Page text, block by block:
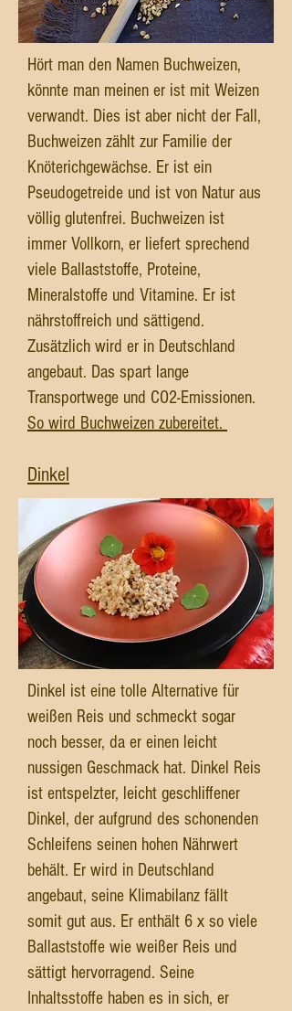
Hört man den Namen Buchweizen,
könnte man meinen er ist mit Weizen
verwandt. Dies ist aber nicht der Fall,
Buchweizen zählt zur Familie der
Knöterichgewächse. Er ist ein
Pseudogetreide und ist von Natur aus
völlig glutenfrei. Buchweizen ist
immer Vollkorn, er liefert sprechend
viele Ballaststoffe, Proteine,
Mineralstoffe und Vitamine. Er ist
nährstoffreich und sättigend.
Zusätzlich wird er in Deutschland
angebaut. Das spart lange
Transportwege und CO2-Emissionen.
So wird Buchweizen zubereitet.
Dinkel
Dinkel ist eine tolle Alternative für
weißen Reis und schmeckt sogar
noch besser, da er einen leicht
nussigen Geschmack hat. Dinkel Reis
ist entspelzter, leicht geschliffener
Dinkel, der aufgrund des schonenden
Schleifens seinen hohen Nährwert
behält. Er wird in Deutschland
angebaut, seine Klimabilanz fällt
somit gut aus. Er enthält 6 x so viele
Ballaststoffe wie weißer Reis und
sättigt hervorragend. Seine
Inhaltsstoffe haben es in sich, er